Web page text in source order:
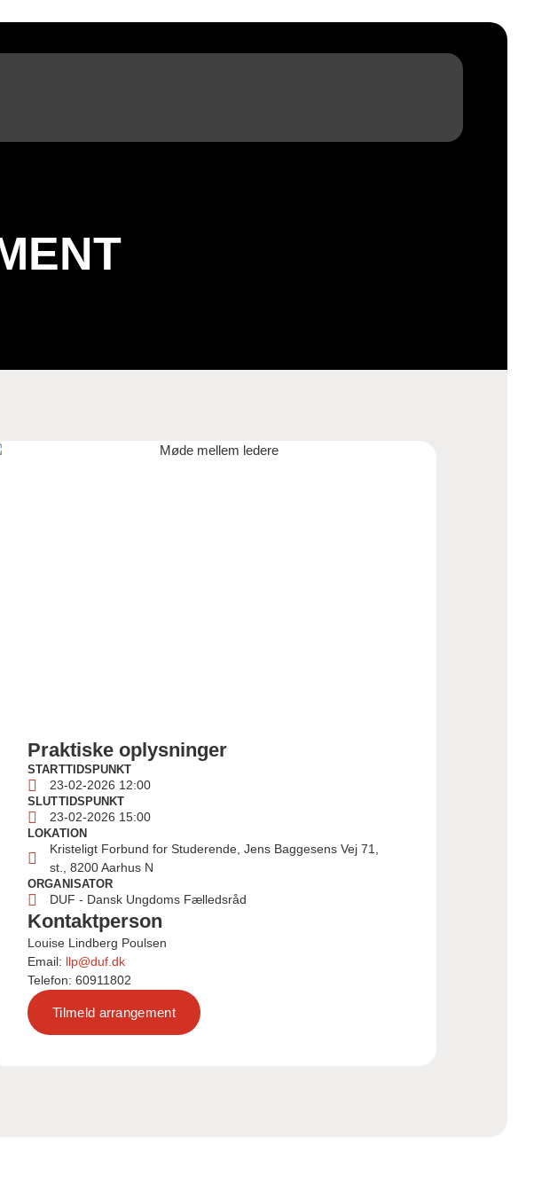
Praktiske oplysninger
STARTTIDSPUNKT
23-02-2026 12:00
SLUTTIDSPUNKT
23-02-2026 15:00
LOKATION
Kristeligt Forbund for Studerende, Jens Baggesens Vej 71,
st., 8200 Aarhus N
ORGANISATOR
DUF - Dansk Ungdoms Fælledsråd
Kontaktperson
Louise Lindberg Poulsen
Email: llp@duf.dk
Telefon: 60911802
Tilmeld arrangement